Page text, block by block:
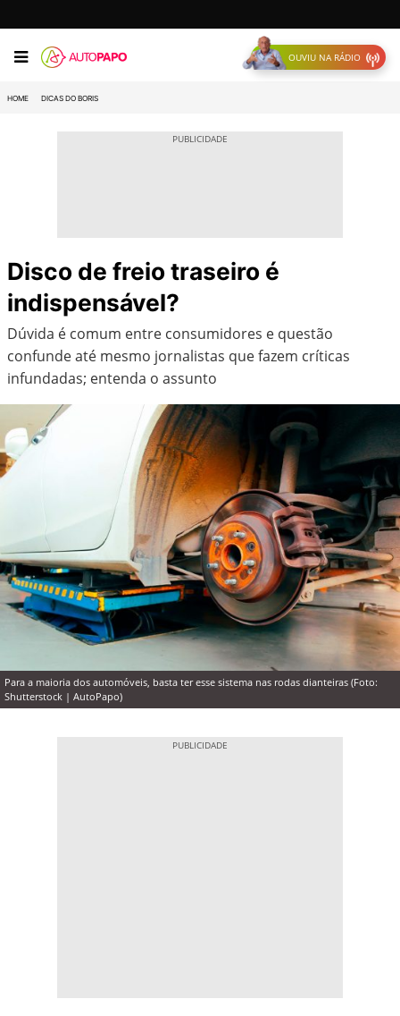
OUVIU NA RÁDIO
HOME DICAS DO BORIS
Disco de freio traseiro é
indispensável?
Dúvida é comum entre consumidores e questão
confunde até mesmo jornalistas que fazem críticas
infundadas; entenda o assunto
Para a maioria dos automóveis, basta ter esse sistema nas rodas dianteiras (Foto:
Shutterstock | AutoPapo)